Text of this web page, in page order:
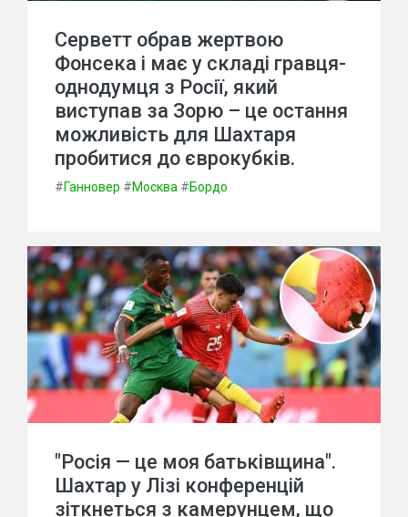
Серветт обрав жертвою
Фонсека і має у складі гравця-
однодумця з Росії, який
виступав за Зорю – це остання
можливість для Шахтаря
пробитися до єврокубків.
#Ганновер #Москва #Бордо
"Росія — це моя батьківщина".
Шахтар у Лізі конференцій
зіткнеться з камерунцем, що